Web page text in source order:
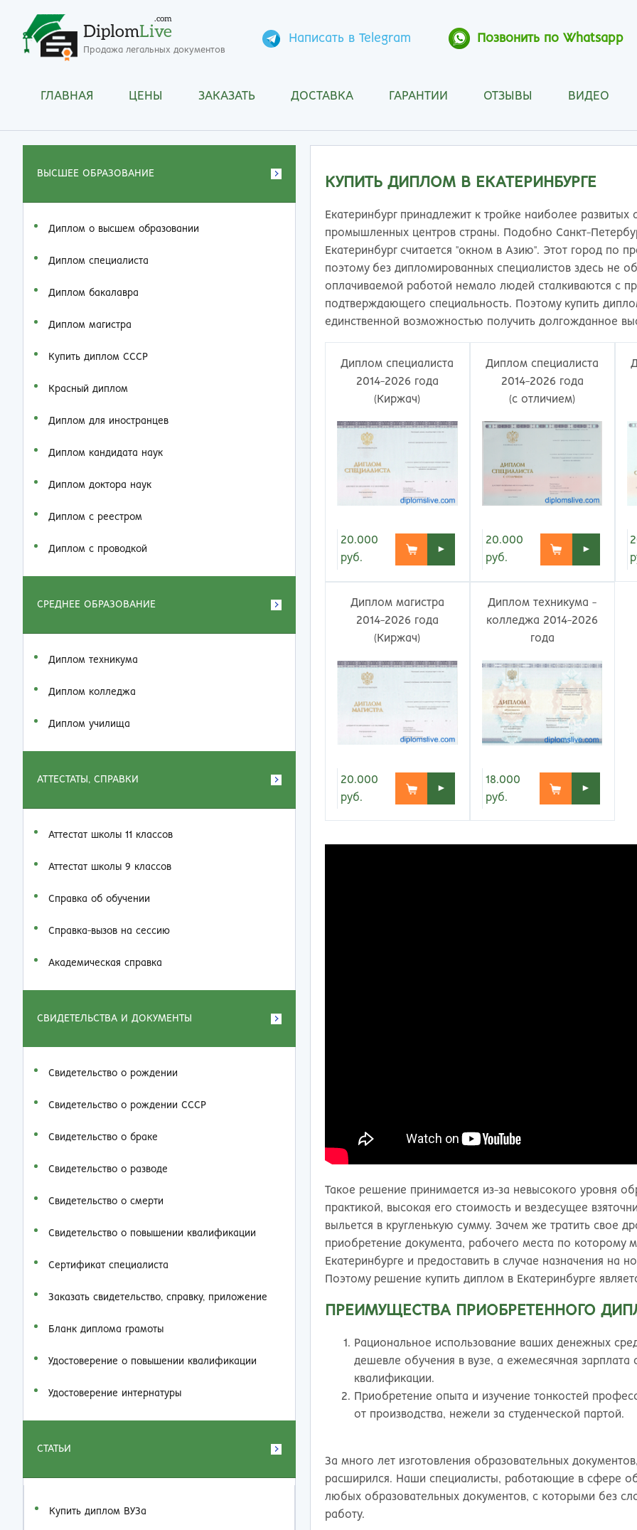
DiplomLive
.com
Продажа легальных документов
Написать в Telegram Позвонить по Whatsapp
ГЛАВНАЯ ЦЕНЫ ЗАКАЗАТЬ ДОСТАВКА ГАРАНТИИ ОТЗЫВЫ ВИДЕО
Архангельск
Барнаул
Белгород
Бийск
Благовещенск
Братск
Брянск
Великий Новгород
Владимир
Вологда
Воронеж
Екатеринбург
Иркутск
Йошкар-Ола
Казань
Калининград
Калуга
Кемерово
Орск
ВЫСШЕЕ ОБРАЗОВАНИЕ
Диплом о высшем образовании
Диплом специалиста
Диплом бакалавра
Диплом магистра
Купить диплом СССР
Красный диплом
Диплом для иностранцев
Диплом кандидата наук
Диплом доктора наук
Диплом с реестром
Диплом с проводкой
СРЕДНЕЕ ОБРАЗОВАНИЕ
Диплом техникума
Диплом колледжа
Диплом училища
АТТЕСТАТЫ, СПРАВКИ
Аттестат школы 11 классов
Аттестат школы 9 классов
Справка об обучении
Справка-вызов на сессию
Академическая справка
СВИДЕТЕЛЬСТВА И ДОКУМЕНТЫ
Свидетельство о рождении
Свидетельство о рождении СССР
Свидетельство о браке
Свидетельство о разводе
Свидетельство о смерти
Свидетельство о повышении квалификации
Сертификат специалиста
Заказать cвидетельство, справку, приложение
Бланк диплома грамоты
Удостоверение о повышении квалификации
Удостоверение интернатуры
СТАТЬИ
Купить диплом ВУЗа
КУПИТЬ ДИПЛОМ В ЕКАТЕРИНБУРГЕ
Екатеринбург принадлежит к тройке наиболее
промышленных центров страны. Подобно Санкт-
Екатеринбург считается "окном в Азию". Этот город по
поэтому без дипломированных специалистов здесь не
оплачиваемой работой немало людей сталкиваются с
подтверждающего специальность. Поэтому купить
единственной возможностью получить долгожданное
Диплом специалиста
2014-2026 года
(Киржач)
20.000
руб.
►
Диплом специалиста
2014-2026 года
(с отличием)
20.000
руб.
►
Диплом магистра
2014-2026 года
(Киржач)
20.000
руб.
►
Диплом техникума -
колледжа 2014-2026
года
18.000
руб.
►
Такое решение принимается из-за невысокого уровня
практикой, высокая его стоимость и вездесущее
выльется в кругленькую сумму. Зачем же тратить свое
приобретение документа, рабочего места по
Екатеринбурге и предоставить в случае назначения на
Поэтому решение купить диплом в Екатеринбурге
ПРЕИМУЩЕСТВА ПРИОБРЕТЕННОГО
Рациональное использование ваших денежных
дешевле обучения в вузе, а ежемесячная зарплата
квалификации.
Приобретение опыта и изучение тонкостей
от производства, нежели за студенческой партой.
За много лет изготовления образовательных
расширился. Наши специалисты, работающие в сфере
любых образовательных документов, с которыми без
работу.